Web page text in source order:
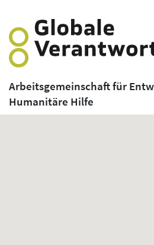
Arbeitsgemeinschaft für
Humanitäre Hilfe